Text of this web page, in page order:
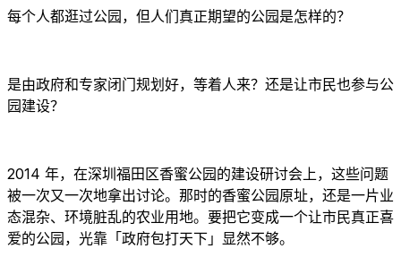
每个人都逛过公园，但人们真正期望的公园是怎样的？
是由政府和专家闭门规划好，等着人来？还是让市民也参与公
园建设？
2014 年，在深圳福田区香蜜公园的建设研讨会上，这些问题
被一次又一次地拿出讨论。那时的香蜜公园原址，还是一片业
态混杂、环境脏乱的农业用地。要把它变成一个让市民真正喜
爱的公园，光靠「政府包打天下」显然不够。